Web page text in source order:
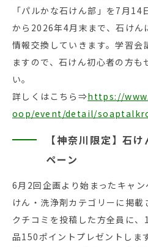
「パルかな石けん部」を7月
から2026年4月末まで、石けん
情報交換していきます。学習会
ますので、石けん初心者の方も
い。
詳しくはこちら⇒https://
oop/event/detail/
【神奈川限定】石
ペーン
6月2回企画より始まったキャ
けん・洗浄剤カテゴリーに掲
クチコミを投稿した方全員に
品150ポイントプレゼントしま